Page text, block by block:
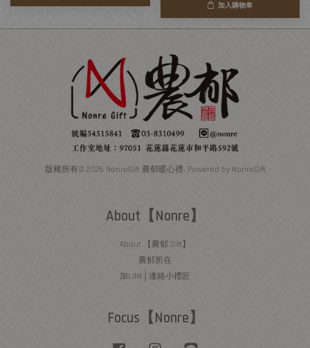
加入購物車
版權所有© 2026 NonreGift 農郁暖心禮. Powered by NonreGift
About【Nonre】
About 【農郁 Gift】
農郁所在
加LINE│連絡小禮匠
Focus【Nonre】